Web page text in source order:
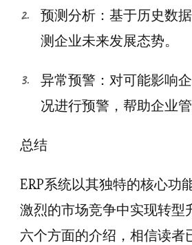
预测分析：基于历史数
测企业未来发展态势。
异常预警：对可能影响
况进行预警，帮助企业
总结
ERP系统以其独特的核心功
激烈的市场竞争中实现转型
六个方面的介绍，相信读者